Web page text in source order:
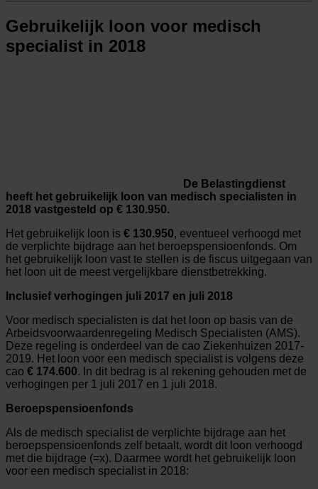
Gebruikelijk loon voor medisch
specialist in 2018
De Belastingdienst
heeft het gebruikelijk loon van medisch specialisten in
2018 vastgesteld op € 130.950.
Het gebruikelijk loon is € 130.950, eventueel verhoogd met
de verplichte bijdrage aan het beroepspensioenfonds. Om
het gebruikelijk loon vast te stellen is de fiscus uitgegaan van
het loon uit de meest vergelijkbare dienstbetrekking.
Inclusief verhogingen juli 2017 en juli 2018
Voor medisch specialisten is dat het loon op basis van de
Arbeidsvoorwaardenregeling Medisch Specialisten (AMS).
Deze regeling is onderdeel van de cao Ziekenhuizen 2017-
2019. Het loon voor een medisch specialist is volgens deze
cao € 174.600. In dit bedrag is al rekening gehouden met de
verhogingen per 1 juli 2017 en 1 juli 2018.
Beroepspensioenfonds
Als de medisch specialist de verplichte bijdrage aan het
beroepspensioenfonds zelf betaalt, wordt dit loon verhoogd
met die bijdrage (=x). Daarmee wordt het gebruikelijk loon
voor een medisch specialist in 2018: